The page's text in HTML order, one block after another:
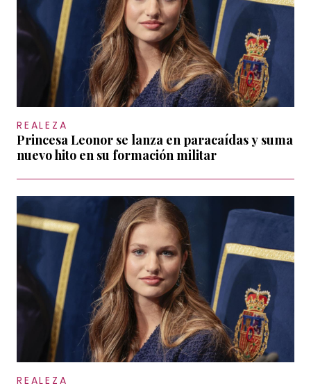
REALEZA
Princesa Leonor se lanza en paracaídas y suma
nuevo hito en su formación militar
REALEZA